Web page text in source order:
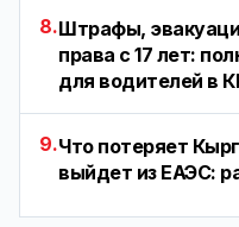
8.Штрафы,
права с 17 лет:
для водителей в
9.Что потеряет
выйдет из ЕАЭС: